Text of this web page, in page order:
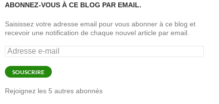
ABONNEZ-VOUS À CE BLOG PAR EMAIL.
Saisissez votre adresse email pour vous abonner à ce blog et
recevoir une notification de chaque nouvel article par email.
Adresse
e-
mail
SOUSCRIRE
Rejoignez les 5 autres abonnés